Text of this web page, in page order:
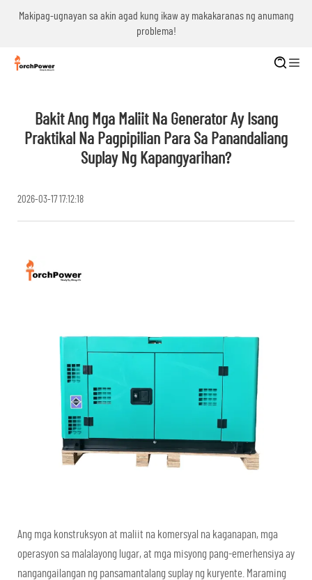
Makipag-ugnayan sa akin agad kung ikaw ay makakaranas ng anumang
problema!
Bakit Ang Mga Maliit Na Generator Ay Isang
Praktikal Na Pagpipilian Para Sa Panandaliang
Suplay Ng Kapangyarihan?
2026-03-17 17:12:18
Ang mga konstruksyon at maliit na komersyal na kaganapan, mga
operasyon sa malalayong lugar, at mga misyong pang-emerhensiya ay
nangangailangan ng pansamantalang suplay ng kuryente. Maraming